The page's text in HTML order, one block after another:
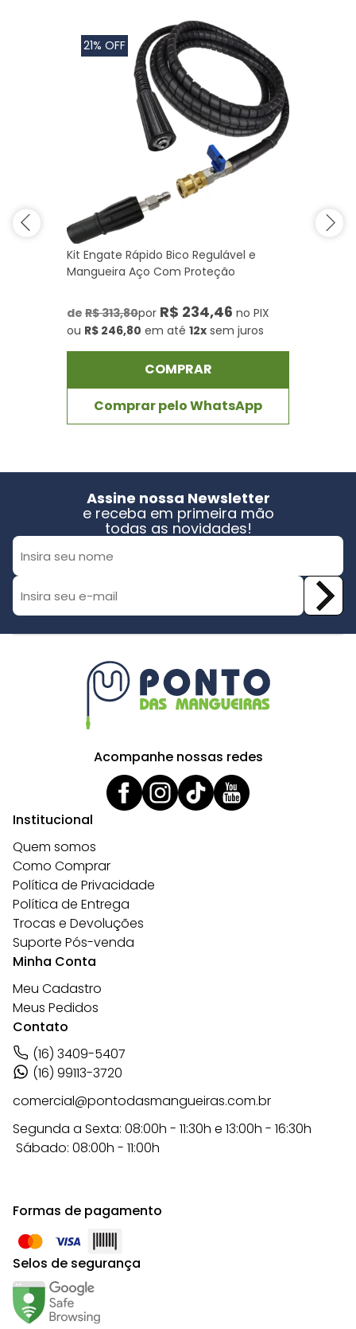
21% OFF
Kit Engate Rápido Bico Regulável e
Mangueira Aço Com Proteção
de R$ 313,80por R$ 234,46 no PIX
ou R$ 246,80 em até 12x sem juros
COMPRAR
Comprar pelo WhatsApp
Assine nossa Newsletter
e receba em primeira mão
todas as novidades!
Acompanhe nossas redes
Institucional
Quem somos
Como Comprar
Política de Privacidade
Política de Entrega
Trocas e Devoluções
Suporte Pós-venda
Minha Conta
Meu Cadastro
Meus Pedidos
Contato
(16) 3409-5407
(16) 99113-3720
comercial@pontodasmangueiras.com.br
Segunda a Sexta: 08:00h - 11:30h e 13:00h - 16:30h
Sábado: 08:00h - 11:00h
Formas de pagamento
Selos de segurança